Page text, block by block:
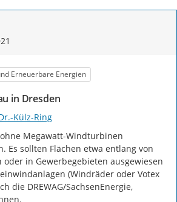
Erneuerbare Energien
in Dresden
Külz-Ring
Megawatt-Windturbinen
Es sollten Flächen etwa entlang von
in Gewerbegebieten ausgewiesen
(Windräder oder Votex
die DREWAG/SachsenEnergie,